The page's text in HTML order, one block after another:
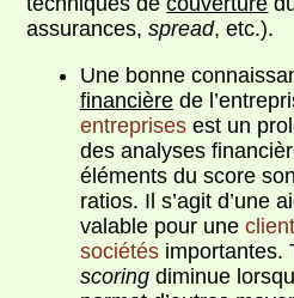
assurances,spread, etc.).
Une bonne
financièrede
entreprisesest un
des analyses
éléments du score
ratios. Il s’agit d’une
valable pour une
sociétésimportantes.
scoringdiminue